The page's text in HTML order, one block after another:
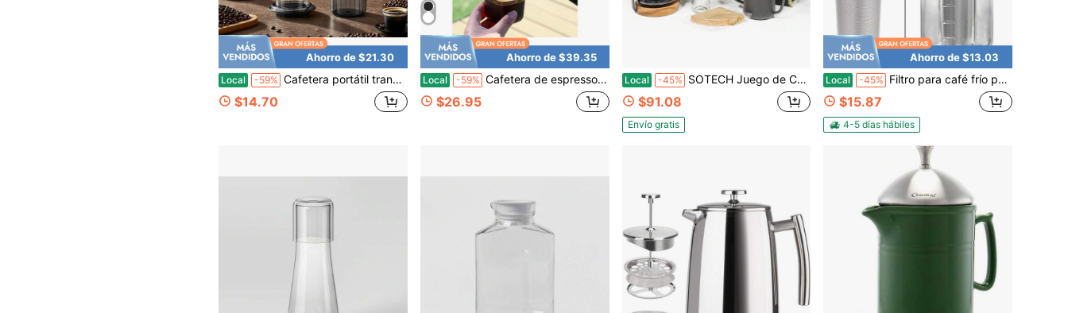
Ahorro de $21.30
Local -59% Cafetera portátil transparente para goteo y café en frío | Botella de prensa manual para espresso, cafetera de viaje para camping y oficina
$14.70
Ahorro de $39.35
Local -59% Cafetera de espresso manual portátil, máquina de café 2 en 1 para cápsulas y café molido, cafetera de espresso mini de presión manual para viajes, camping, hogar y oficina
$26.95
Local -45% SOTECH Juego de Cafetera de Goteo con Soporte para Filtro, Filtros de Papel para Café, Molinillo de Café, Regalo para Amantes del Café
$91.08
Envío gratis
Ahorro de $13.03
Local -45% Filtro para café frío para frascos Mason de boca ancha de 32 onzas, malla fina, colador de acero inoxidable 304 con anillo de sellado, filtro reutilizable para café frío, té helado y talla grande
$15.87
4-5 días hábiles